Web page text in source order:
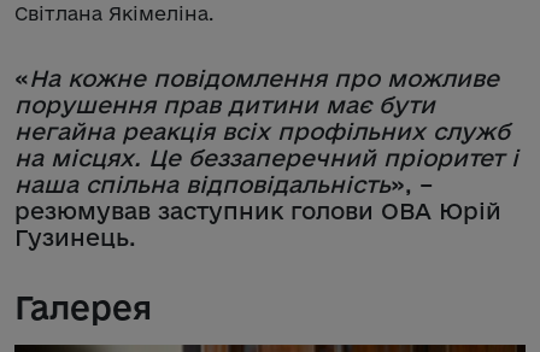
Світлана Якімеліна.
«На кожне повідомлення про можливе
порушення прав дитини має бути
негайна реакція всіх профільних служб
на місцях. Це беззаперечний пріоритет і
наша спільна відповідальність», –
резюмував заступник голови ОВА Юрій
Гузинець.
Галерея